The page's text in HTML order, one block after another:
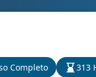
Completo 313